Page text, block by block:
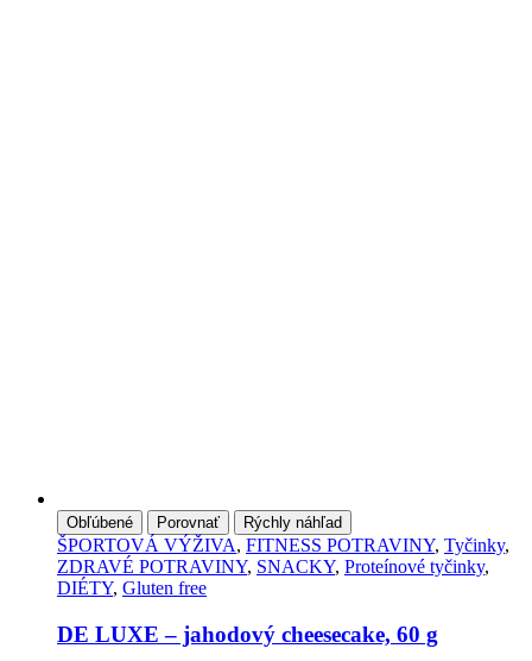
Obľúbené Porovnať Rýchly náhľad
ŠPORTOVÁ VÝŽIVA, FITNESS POTRAVINY, Tyčinky,
ZDRAVÉ POTRAVINY, SNACKY, Proteínové tyčinky,
DIÉTY, Gluten free
DE LUXE – jahodový cheesecake, 60 g